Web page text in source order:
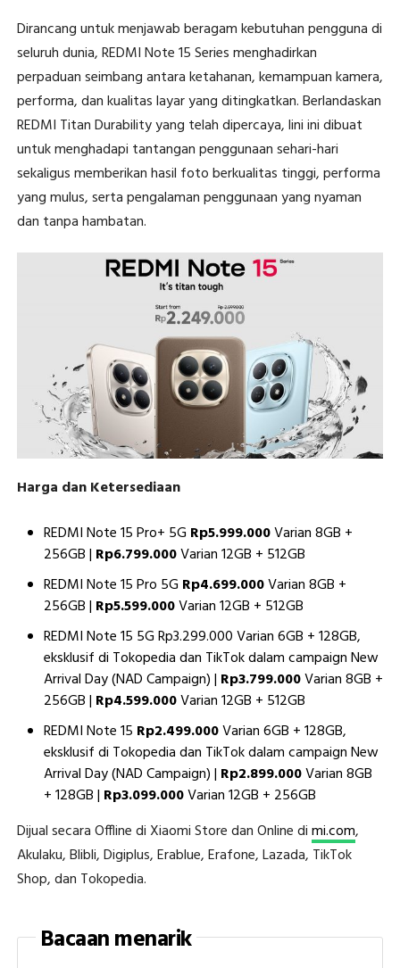
Dirancang untuk menjawab beragam kebutuhan pengguna di
seluruh dunia, REDMI Note 15 Series menghadirkan
perpaduan seimbang antara ketahanan, kemampuan kamera,
performa, dan kualitas layar yang ditingkatkan. Berlandaskan
REDMI Titan Durability yang telah dipercaya, lini ini dibuat
untuk menghadapi tantangan penggunaan sehari-hari
sekaligus memberikan hasil foto berkualitas tinggi, performa
yang mulus, serta pengalaman penggunaan yang nyaman
dan tanpa hambatan.
Harga dan Ketersediaan
REDMI Note 15 Pro+ 5G Rp5.999.000Varian 8GB +
256GB | Rp6.799.000Varian 12GB + 512GB
REDMI Note 15 Pro 5G Rp4.699.000Varian 8GB +
256GB | Rp5.599.000Varian 12GB + 512GB
REDMI Note 15 5G Rp3.299.000 Varian 6GB + 128GB,
eksklusif di Tokopedia dan TikTok dalam campaign New
Arrival Day (NAD Campaign) | Rp3.799.000Varian 8GB +
256GB | Rp4.599.000Varian 12GB + 512GB
REDMI Note 15 Rp2.499.000Varian 6GB + 128GB,
eksklusif di Tokopedia dan TikTok dalam campaign New
Arrival Day (NAD Campaign) | Rp2.899.000Varian 8GB
+ 128GB | Rp3.099.000Varian 12GB + 256GB
Dijual secara Offline di Xiaomi Store dan Online dimi.com,
Akulaku, Blibli, Digiplus, Erablue, Erafone, Lazada, TikTok
Shop, dan Tokopedia.
Bacaan menarik